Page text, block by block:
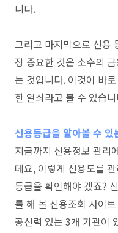
니다.
그리고 마지막으로 신용
장 중요한 것은 소수의
는 것입니다. 이것이 바
한 열쇠라고 볼 수 있습
신용등급을 알아볼 수 있
지금까지 신용정보 관리
데요, 이렇게 신용도를
등급을 확인해야 겠죠?
를 해 볼 신용조회 사이
공신력 있는 3개 기관이